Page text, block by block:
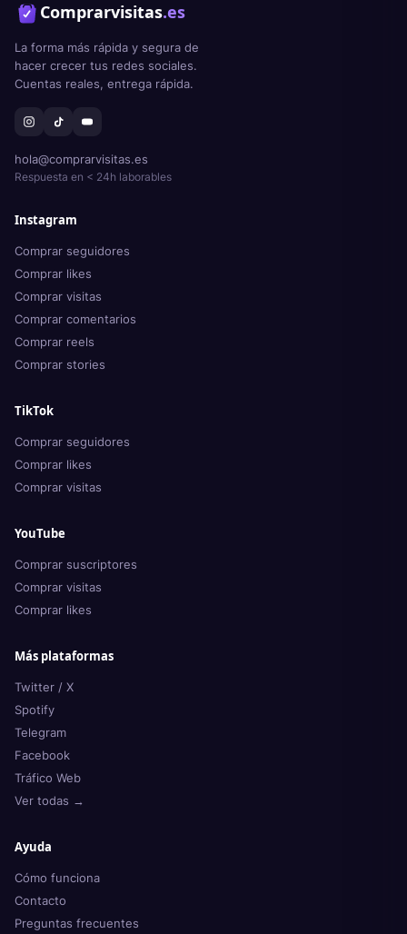
Comprarvisitas.es
La forma más rápida y segura de
hacer crecer tus redes sociales.
Cuentas reales, entrega rápida.
hola@comprarvisitas.es
Respuesta en < 24h laborables
Instagram
Comprar seguidores
Comprar likes
Comprar visitas
Comprar comentarios
Comprar reels
Comprar stories
TikTok
Comprar seguidores
Comprar likes
Comprar visitas
YouTube
Comprar suscriptores
Comprar visitas
Comprar likes
Más plataformas
Twitter / X
Spotify
Telegram
Facebook
Tráfico Web
Ver todas →
Ayuda
Cómo funciona
Contacto
Preguntas frecuentes